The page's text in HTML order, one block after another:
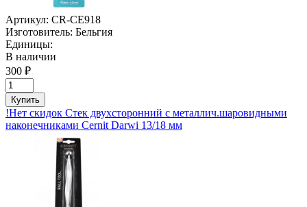
Артикул: CR-CE918
Изготовитель: Бельгия
Единицы:
В наличии
300 ₽
Купить
!Нет скидок Стек двухсторонний с металлич.шаровидными
наконечниками Cernit Darwi 13/18 мм